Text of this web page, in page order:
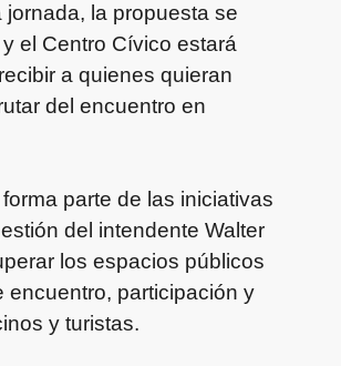
jornada, la propuesta se
el Centro Cívico estará
a quienes quieran
del encuentro en
parte de las iniciativas
del intendente Walter
los espacios públicos
encuentro, participación y
y turistas.